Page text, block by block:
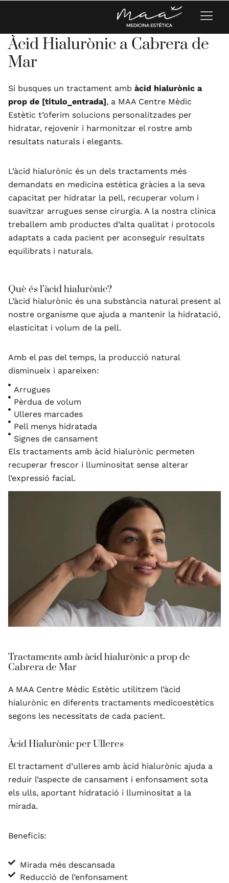
Àcid Hialurònic a Cabrera de
Mar
Si busques un tractament amb àcid hialurònic a
prop de [titulo_entrada], a MAA Centre Mèdic
Estètic t’oferim solucions personalitzades per
hidratar, rejovenir i harmonitzar el rostre amb
resultats naturals i elegants.
L’àcid hialurònic és un dels tractaments més
demandats en medicina estètica gràcies a la seva
capacitat per hidratar la pell, recuperar volum i
suavitzar arrugues sense cirurgia. A la nostra clínica
treballem amb productes d’alta qualitat i protocols
adaptats a cada pacient per aconseguir resultats
equilibrats i naturals.
Què és l’àcid hialurònic?
L’àcid hialurònic és una substància natural present al
nostre organisme que ajuda a mantenir la hidratació,
elasticitat i volum de la pell.
Amb el pas del temps, la producció natural
disminueix i apareixen:
Arrugues
Pèrdua de volum
Ulleres marcades
Pell menys hidratada
Signes de cansament
Els tractaments amb àcid hialurònic permeten
recuperar frescor i lluminositat sense alterar
l’expressió facial.
Tractaments amb àcid hialurònic a prop de
Cabrera de Mar
A MAA Centre Mèdic Estètic utilitzem l’àcid
hialurònic en diferents tractaments medicoestètics
segons les necessitats de cada pacient.
Àcid Hialurònic per Ulleres
El tractament d’ulleres amb àcid hialurònic ajuda a
reduir l’aspecte de cansament i enfonsament sota
els ulls, aportant hidratació i lluminositat a la
mirada.
Beneficis:
Mirada més descansada
Reducció de l’enfonsament